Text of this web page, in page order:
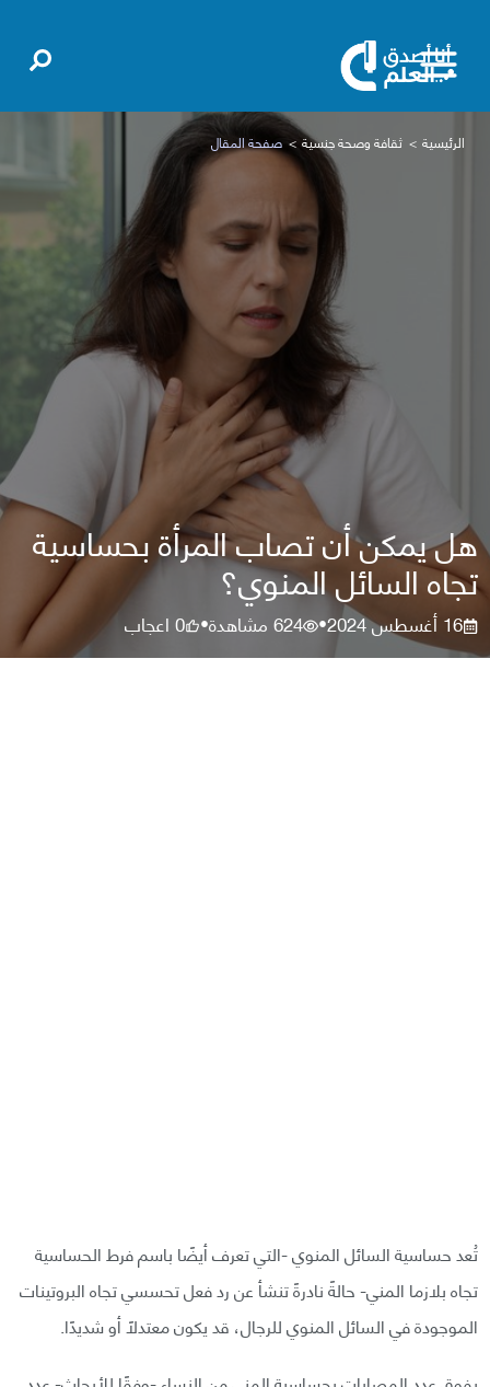
الرئيسية ثقافة وصحة جنسية صفحة المقال
هل يمكن أن تصاب المرأة بحساسية
تجاه السائل المنوي؟
16 أغسطس 2024 •
624مشاهدة•
0اعجاب
تُعد حساسية السائل المنوي -التي تعرف أيضًا باسم فرط الحساسية
تجاه بلازما المني- حالةً نادرةً تنشأ عن رد فعل تحسسي تجاه البروتينات
الموجودة في السائل المنوي للرجال، قد يكون معتدلًا أو شديدًا.